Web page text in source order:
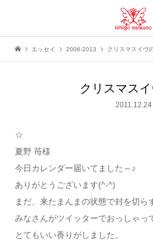
エッセイ 2006-2013 クリスマスイヴ
クリスマス
2011.12.24
☆
夏野 苺様
今日カレンダー届いてました～♪
ありがとうございます(^-^)
まだ、来たまんまの状態で封を切ら
みなさんがツイッターでおっしゃっ
とてもいい香りがしました。